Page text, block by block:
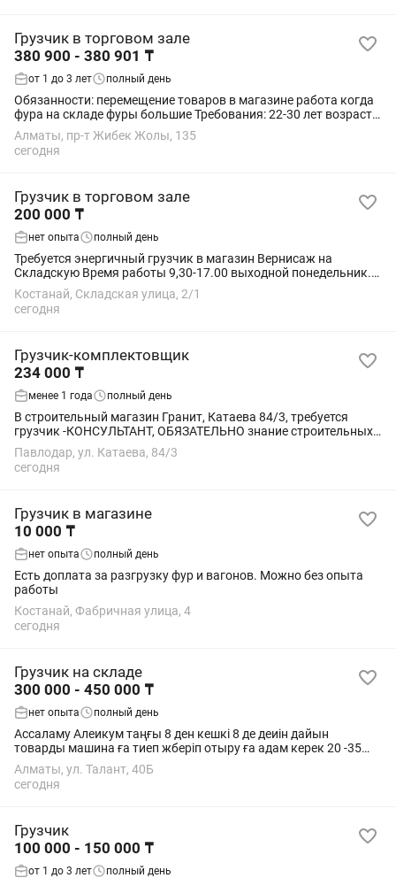
Грузчик в торговом зале
380 900 - 380 901 ₸
от 1 до 3 лет полный день
Обязанности: перемещение товаров в магазине работа когда
фура на складе фуры большие Требования: 22-30 лет возраст
граждан РК. не судим Условия: 6/1( выходной понедельник)
Работа: 09:30...
Алматы, пр-т Жибек Жолы, 135
сегодня
Грузчик в торговом зале
200 000 ₸
нет опыта полный день
Требуется энергичный грузчик в магазин Вернисаж на
Складскую Время работы 9,30-17.00 выходной понедельник.
Стабильная оплата и еженедельный аванс. Обязанности:
погрузка/разгрузка товара, размещение...
Костанай, Складская улица, 2/1
сегодня
Грузчик-комплектовщик
234 000 ₸
менее 1 года полный день
В строительный магазин Гранит, Катаева 84/3, требуется
грузчик -КОНСУЛЬТАНТ, ОБЯЗАТЕЛЬНО знание строительных
товаров смеси, трубы, сетки , металл, ковку. Возраст от 21-45,
на постоянно! Зарплата в...
Павлодар, ул. Катаева, 84/3
сегодня
Грузчик в магазине
10 000 ₸
нет опыта полный день
Есть доплата за разгрузку фур и вагонов. Можно без опыта
работы
Костанай, Фабричная улица, 4
сегодня
Грузчик на складе
300 000 - 450 000 ₸
нет опыта полный день
Ассаламу Алеикум таңғы 8 ден кешкі 8 де деиін дайын
товарды машина ға тиеп жберіп отыру ға адам керек 20 -35
жас арылығында
Алматы, ул. Талант, 40Б
сегодня
Грузчик
100 000 - 150 000 ₸
от 1 до 3 лет полный день